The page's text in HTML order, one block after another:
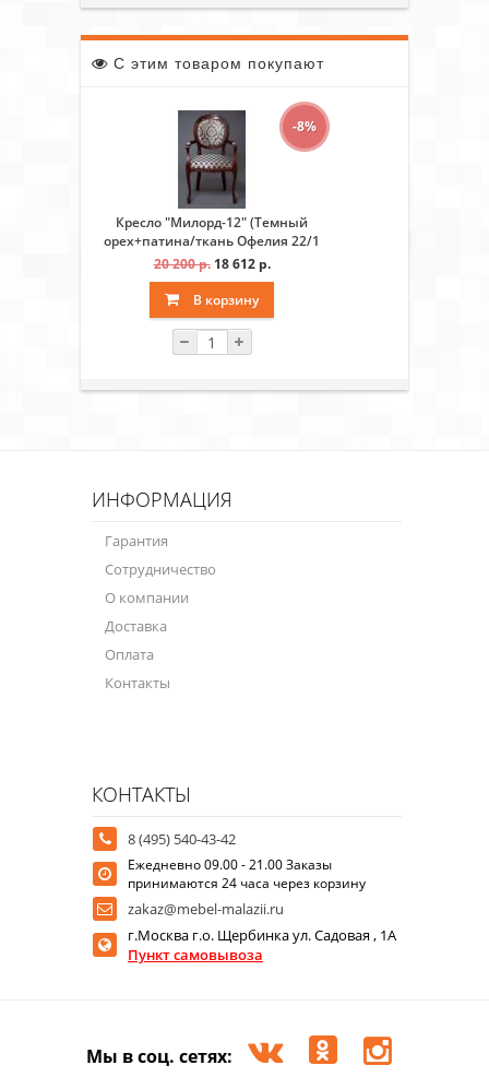
С этим товаром покупают
-8%
Кресло "Милорд-12" (Темный
орех+патина/ткань Офелия 22/1
+ ткань Офелия 22/1 ком)
20 200 р. 18 612 р.
В корзину
ИНФОРМАЦИЯ
Гарантия
Сотрудничество
О компании
Доставка
Оплата
Контакты
КОНТАКТЫ
8 (495) 540-43-42
Ежедневно 09.00 - 21.00 Заказы
принимаются 24 часа через корзину
zakaz@mebel-malazii.ru
г.Москва г.о. Щербинка ул. Садовая , 1А
Пункт самовывоза
Мы в соц. сетях: